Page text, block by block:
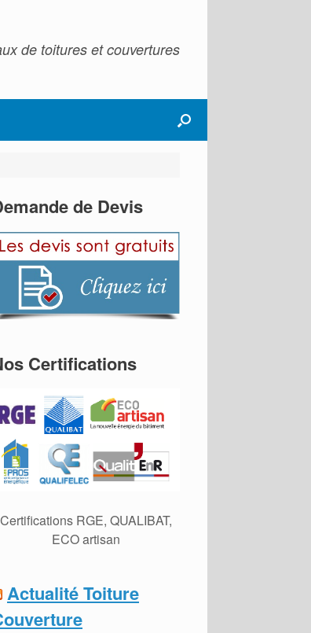
de toitures et couvertures
de Devis
Certifications
Certifications RGE, QUALIBAT,
ECO artisan
Actualité Toiture